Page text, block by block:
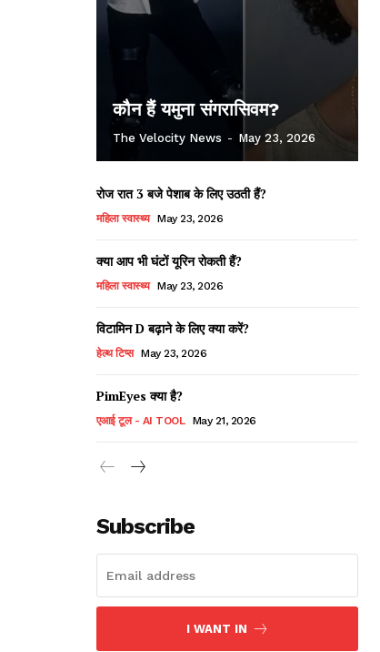
कौन हैं यमुना संगरासिवम?
The Velocity News - May 23, 2026
रोज रात 3 बजे पेशाब के लिए उठती हैं?
महिला स्वास्थ्य May 23, 2026
क्या आप भी घंटों यूरिन रोकती हैं?
महिला स्वास्थ्य May 23, 2026
विटामिन D बढ़ाने के लिए क्या करें?
हेल्थ टिप्स May 23, 2026
PimEyes क्या है?
एआई टूल - AI TOOL May 21, 2026
Subscribe
I WANT IN